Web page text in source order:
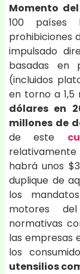
Momento
100 países
prohibiciones
impulsado
basadas en
(incluidos
en torno a 1,5
dólares en
millones de
de este
habrá unos
duplique de
los
motores
normativas
las empresas
los
utensilios